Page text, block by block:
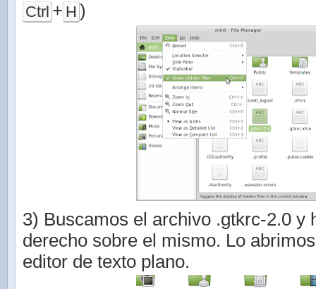
Ctrl + H )
3) Buscamos el archivo .gtkrc-2.0 y
derecho sobre el mismo. Lo
editor de texto plano.